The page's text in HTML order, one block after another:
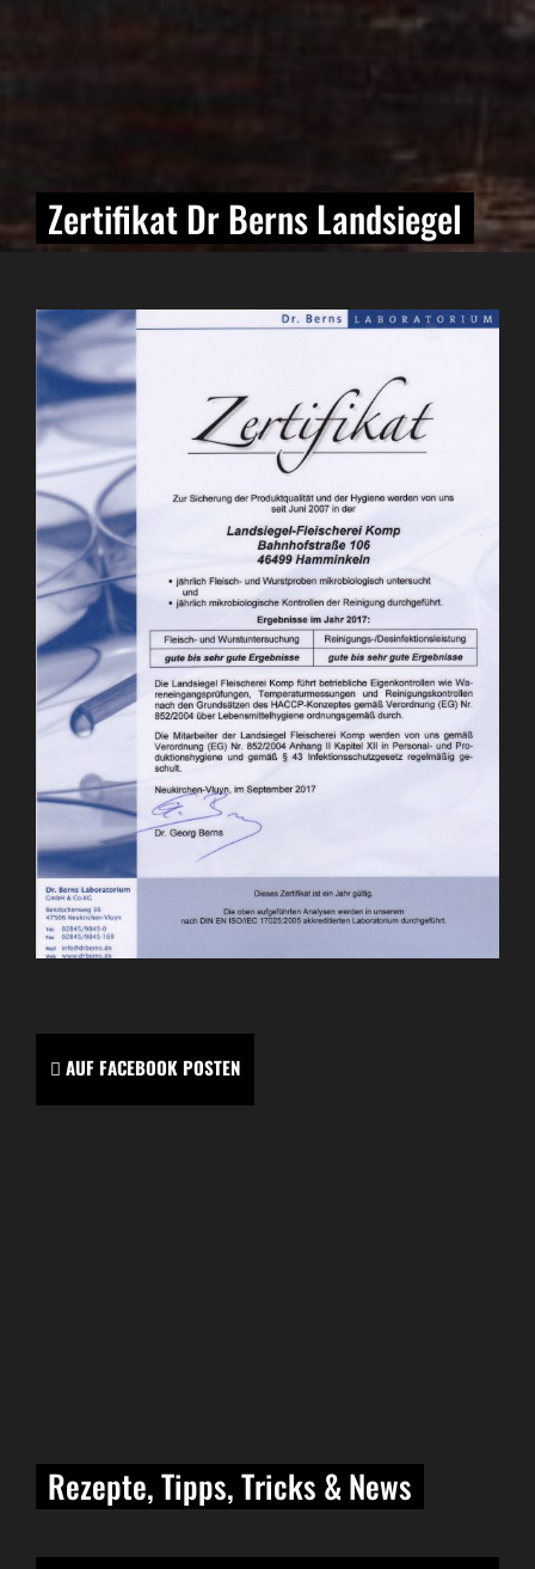
Zertifikat Dr Berns Landsiegel
AUF FACEBOOK POSTEN
Rezepte, Tipps, Tricks & News